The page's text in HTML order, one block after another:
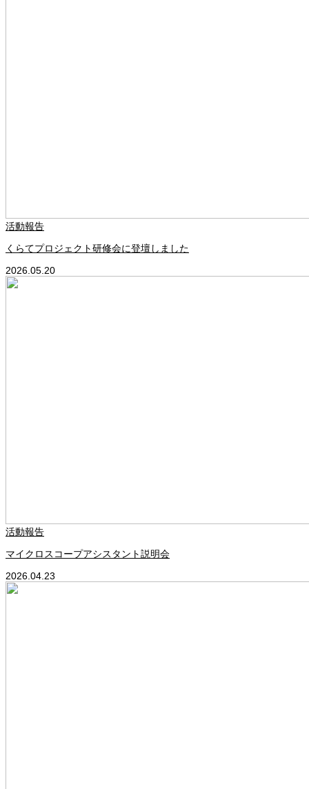
活動報告
くらてプロジェクト研修会に登壇しました
2026.05.20
活動報告
マイクロスコープアシスタント説明会
2026.04.23